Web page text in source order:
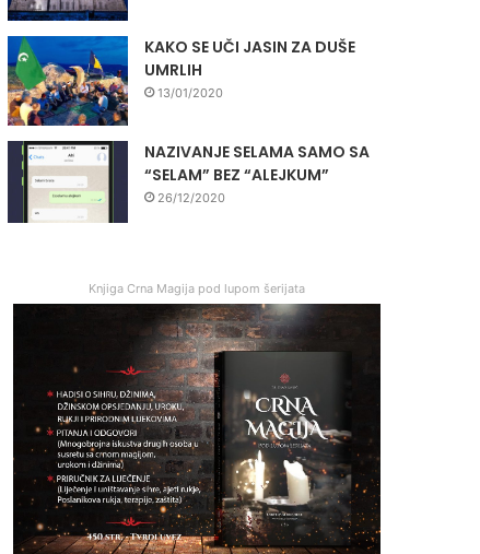
KAKO SE UČI JASIN ZA DUŠE
UMRLIH
13/01/2020
NAZIVANJE SELAMA SAMO SA
“SELAM” BEZ “ALEJKUM”
26/12/2020
Knjiga Crna Magija pod lupom šerijata